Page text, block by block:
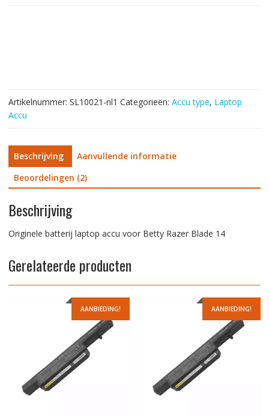
aantal
Artikelnummer: SL10021-nl1 Categorieën: Accu type, Laptop
Accu
Beschrijving
Aanvullende informatie
Beoordelingen (2)
Beschrijving
Originele batterij laptop accu voor Betty Razer Blade 14
Gerelateerde producten
AANBIEDING! AANBIEDING!